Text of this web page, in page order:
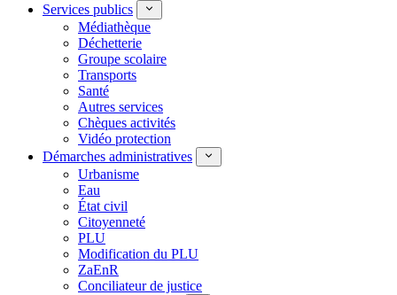
Services publics
Médiathèque
Déchetterie
Groupe scolaire
Transports
Santé
Autres services
Chèques activités
Vidéo protection
Démarches administratives
Urbanisme
Eau
État civil
Citoyenneté
PLU
Modification du PLU
ZaEnR
Conciliateur de justice